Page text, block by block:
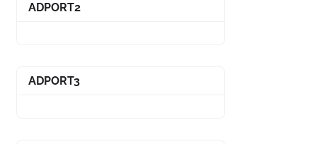
ADPORT2
ADPORT3